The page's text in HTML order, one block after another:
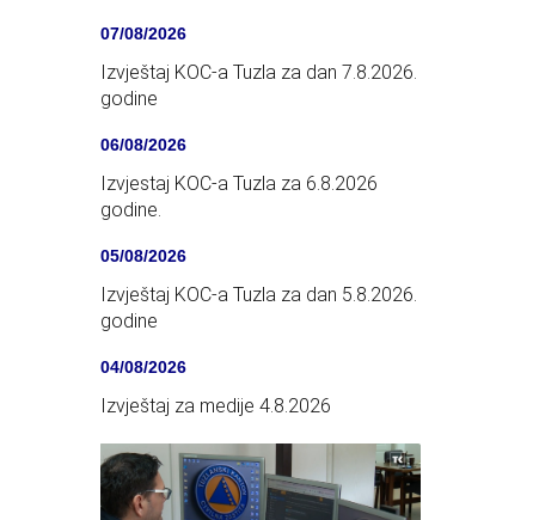
07/08/2026
Izvještaj KOC-a Tuzla za dan 7.8.2026.
godine
06/08/2026
Izvjestaj KOC-a Tuzla za 6.8.2026
godine.
05/08/2026
Izvještaj KOC-a Tuzla za dan 5.8.2026.
godine
04/08/2026
Izvještaj za medije 4.8.2026